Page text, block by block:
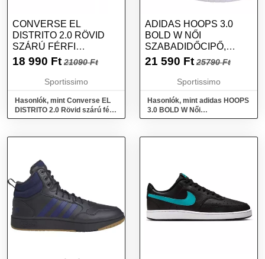
CONVERSE EL
DISTRITO 2.0 RÖVID
SZÁRÚ FÉRFI
TENISZCIPŐ, KÉK,
18 990 Ft 21090 Ft
Sportissimo
Hasonlók, mint Converse EL
DISTRITO 2.0 Rövid szárú férfi
teniszcipő, kék, méret
ADIDAS HOOPS 3.0
BOLD W NŐI
SZABADIDŐCIPŐ,
FEHÉR, MÉRET 38 2/3
21 590 Ft 25790 Ft
Sportissimo
Hasonlók, mint adidas HOOPS
3.0 BOLD W Női
szabadidőcipő, fehér, méret 38